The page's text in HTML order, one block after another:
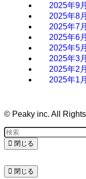
2025年9月
2025年8月
2025年7月
2025年6月
2025年5月
2025年3月
2025年2月
2025年1月
© Peaky inc. All
閉じる
閉じる